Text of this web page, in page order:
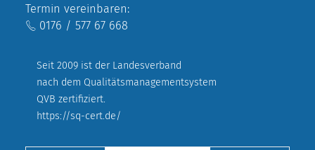
Termin vereinbaren:
0176 / 577 67 668
Seit 2009 ist der Landesverband
nach dem Qualitätsmanagementsystem
QVB zertifiziert.
https://sq-cert.de/